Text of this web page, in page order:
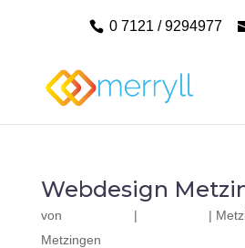
0 7121 / 9294977
Webdesign
von | |
Metzingen